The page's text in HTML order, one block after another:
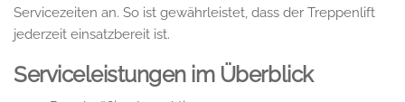
Servicezeiten an. So ist gewährleistet, dass der Treppenlift
jederzeit einsatzbereit ist.
Serviceleistungen im Überblick